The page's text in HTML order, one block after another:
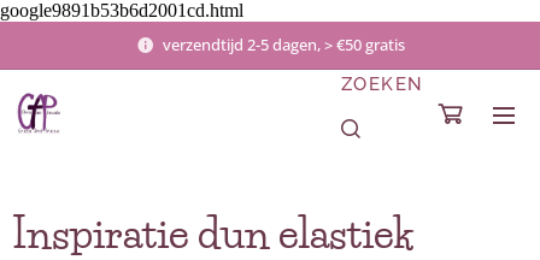
google9891b53b6d2001cd.html
verzendtijd 2-5 dagen, > €50 gratis
ZOEKEN
Inspiratie dun elastiek